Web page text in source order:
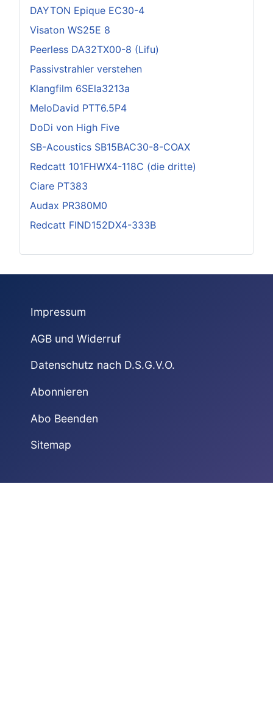
DAYTON Epique EC30-4
Visaton WS25E 8
Peerless DA32TX00-8 (Lifu)
Passivstrahler verstehen
Klangfilm 6SEla3213a
MeloDavid PTT6.5P4
DoDi von High Five
SB-Acoustics SB15BAC30-8-COAX
Redcatt 101FHWX4-118C (die dritte)
Ciare PT383
Audax PR380M0
Redcatt FIND152DX4-333B
Impressum
AGB und Widerruf
Datenschutz nach D.S.G.V.O.
Abonnieren
Abo Beenden
Sitemap